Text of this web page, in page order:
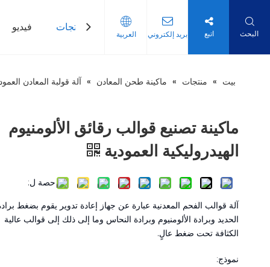
فيديو منتجات بيت
العربية بريد إلكتروني اتبع البحث
بيت » منتجات » ماكينة طحن المعادن » آلة قولبة المعادن
ماكينة تصنيع قوالب رقائق الألومنيوم
الهيدروليكية العمودية
حصة ل:
آلة قوالب الفحم المعدنية عبارة عن جهاز إعادة تدوير يقوم بضغط
الحديد وبرادة الألومنيوم وبرادة النحاس وما إلى ذلك إلى قوالب عالية
الكثافة تحت ضغط عالٍ.
نموذج: